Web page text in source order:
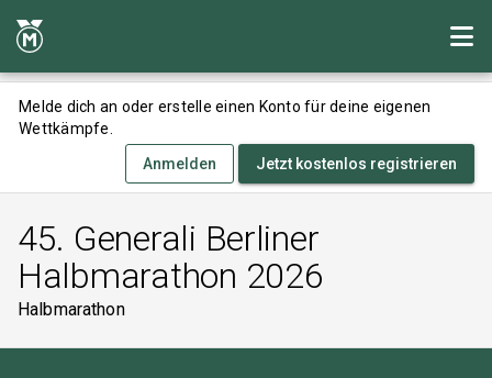
Melde dich an oder erstelle einen Konto für deine eigenen
Wettkämpfe.
Anmelden
Jetzt kostenlos registrieren
45. Generali Berliner
Halbmarathon 2026
Halbmarathon